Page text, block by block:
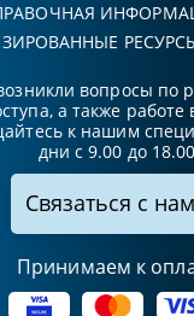
вопросы по
а также
к нашим
дни с 9.00 до 18.00
Связаться с
Принимаем к